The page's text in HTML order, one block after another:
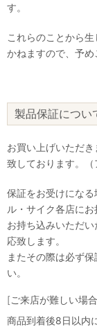
す。
これらのことから
かねますので、予め
製品保証につい
お買い上げいただ
致しております。（
保証をお受けにな
ル・サイク各店にお
お持ち込みいただ
応致します。
またその際は必ず
い。
[ご来店が難しい場
商品到着後8日以内